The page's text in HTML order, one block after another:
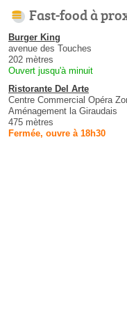
Fast-food à
Burger King
avenue des Touches
202 mètres
Ouvert jusqu'à minuit
Ristorante Del Arte
Centre Commercial Opéra
Aménagement la Giraudais
475 mètres
Fermée, ouvre à 18h30